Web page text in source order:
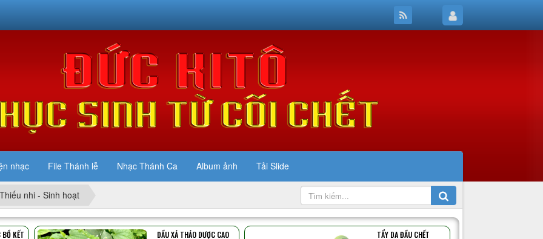
nhạc File Thánh lễ Nhạc Thánh Ca Album ảnh Tải Slide
Thiếu nhi - Sinh hoạt